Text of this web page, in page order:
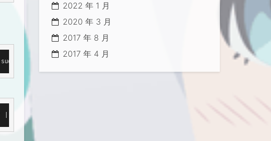
2022 年 1 月
2020 年 3 月
2017 年 8 月
2017 年 4 月